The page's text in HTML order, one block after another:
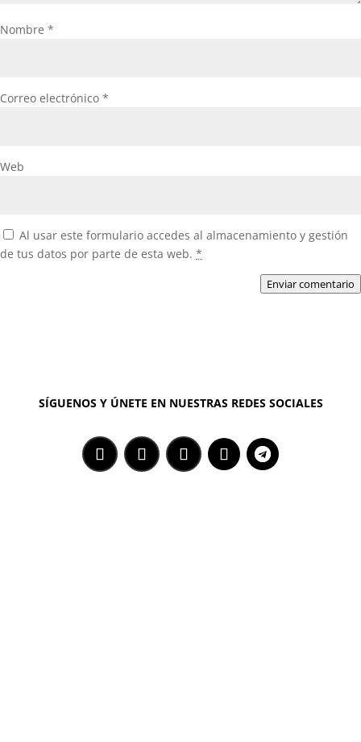
Nombre *
Correo electrónico *
Web
Al usar este formulario accedes al almacenamiento y gestión
de tus datos por parte de esta web. *
Enviar comentario
SÍGUENOS Y ÚNETE EN NUESTRAS REDES SOCIALES